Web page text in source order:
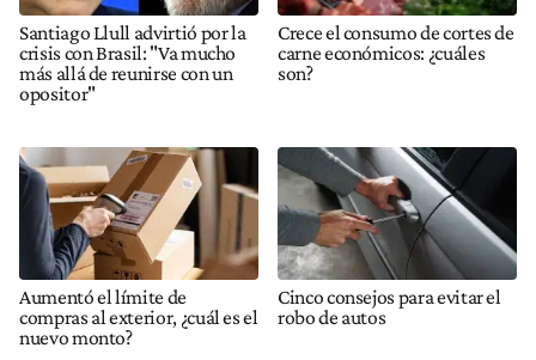
Santiago Llull advirtió por la
crisis con Brasil: "Va mucho
más allá de reunirse con un
opositor"
Crece el consumo de cortes de
carne económicos: ¿cuáles
son?
Aumentó el límite de
compras al exterior, ¿cuál es el
nuevo monto?
Cinco consejos para evitar el
robo de autos